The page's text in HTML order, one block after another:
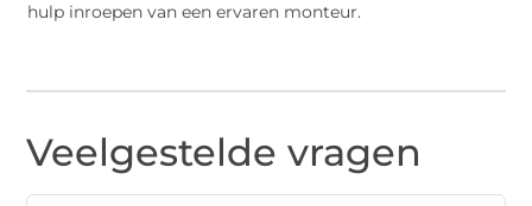
hulp inroepen van een ervaren monteur.
Veelgestelde vragen